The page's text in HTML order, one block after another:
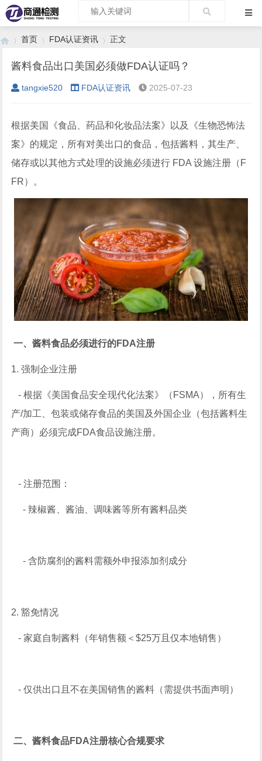
›
首页
›
FDA认证资讯
›
正文
酱料食品出口美国必须做FDA认证吗？
tangxie520 FDA认证资讯 2025-07-23
根据美国《食品、药品和化妆品法案》以及《生物恐怖法
案》的规定，所有对美出口的食品，包括酱料，其生产、
储存或以其他方式处理的设施必须进行 FDA 设施注册（F
FR）。
一、酱料食品必须进行的FDA注册
1. 强制企业注册
- 根据《美国食品安全现代化法案》（FSMA），所有生
产/加工、包装或储存食品的美国及外国企业（包括酱料生
产商）必须完成FDA食品设施注册。
- 注册范围：
- 辣椒酱、酱油、调味酱等所有酱料品类
- 含防腐剂的酱料需额外申报添加剂成分
2. 豁免情况
- 家庭自制酱料（年销售额＜$25万且仅本地销售）
- 仅供出口且不在美国销售的酱料（需提供书面声明）
二、酱料食品FDA注册核心合规要求